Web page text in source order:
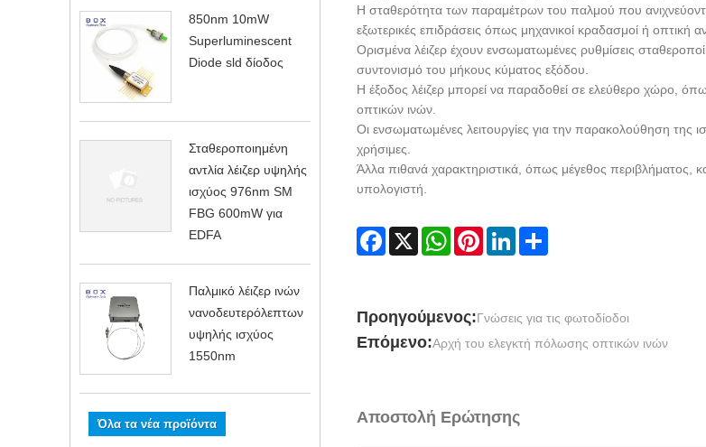
850nm 10mW
Superluminescent
Diode sld δίοδος
Σταθεροποιημένη
αντλία λέιζερ υψηλής
ισχύος 976nm SM
FBG 600mW για
EDFA
Παλμικό λέιζερ ινών
νανοδευτερόλεπτων
υψηλής ισχύος
1550nm
Όλα τα νέα προϊόντα
Η σταθερότητα των παραμέτρων του παλμού που
εξωτερικές επιδράσεις όπως μηχανικοί κραδασμοί ή οπτική
Ορισμένα λέιζερ έχουν ενσωματωμένες ρυθμίσεις
συντονισμό του μήκους κύματος εξόδου.
Η έξοδος λέιζερ μπορεί να παραδοθεί σε ελεύθερο χώρο,
οπτικών ινών.
Οι ενσωματωμένες λειτουργίες για την παρακολούθηση της
χρήσιμες.
Άλλα πιθανά χαρακτηριστικά, όπως μέγεθος περιβλήματος,
υπολογιστή.
Facebook
X WhatsAppPinterestLinkedInShare
Προηγούμενος:Γνώσεις για τις φωτοδίοδοι
Επόμενο:Αρχή του ελεγκτή πόλωσης οπτικών ινών
Αποστολή Ερώτησης